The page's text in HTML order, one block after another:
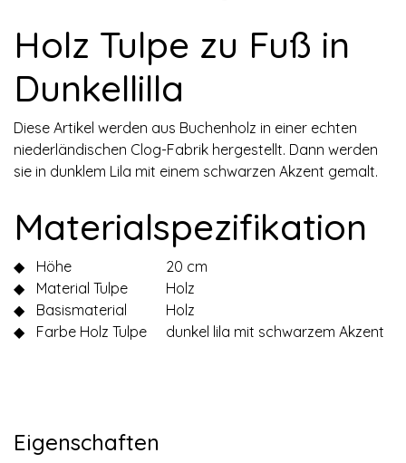
Holz Tulpe zu Fuß in
Dunkellilla
Diese Artikel werden aus Buchenholz in einer echten
niederländischen Clog-Fabrik hergestellt. Dann werden
sie in dunklem Lila mit einem schwarzen Akzent gemalt.
Materialspezifikation
◆ Höhe
20 cm
◆
Material Tulpe
Holz
◆
Basismaterial
Holz
◆
Farbe Holz Tulpe dunkel lila mit schwarzem Akzent
Eigenschaften